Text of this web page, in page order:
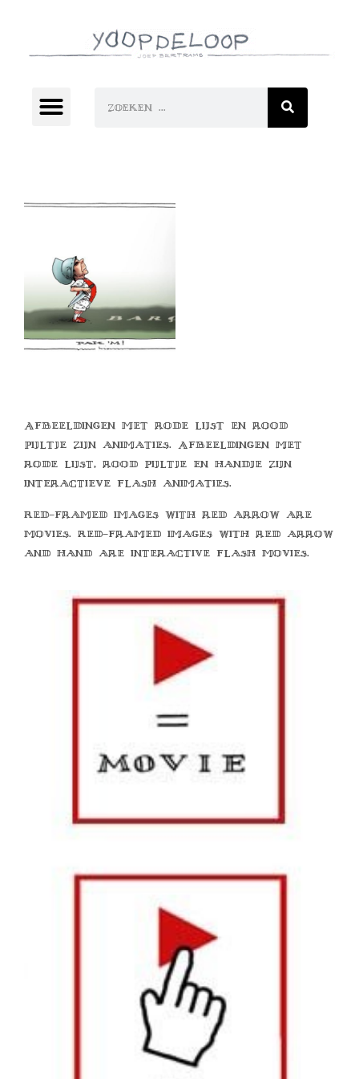
Afbeeldingen met rode lijst en rood
pijltje zijn animaties. Afbeeldingen met
rode lijst, rood pijltje en handje zijn
interactieve flash animaties.
Red-framed images with red arrow are
movies. Red-framed images with red arrow
and hand are interactive flash movies.